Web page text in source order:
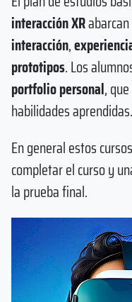
interacción XR
interacción,
prototipos. Los
portfolio personal,
habilidades aprendidas.
En general estos
completar el curso y
la prueba final.